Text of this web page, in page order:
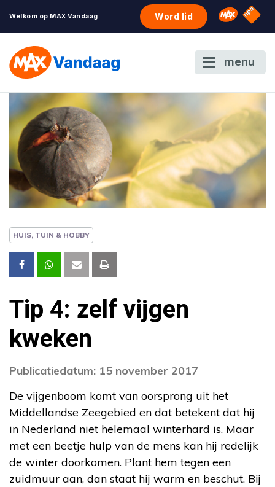
Welkom op MAX Vandaag Word lid Omroep
NPO
menu
HUIS, TUIN & HOBBY
Tip 4: zelf vijgen
kweken
Publicatiedatum: 15 november 2017
De vijgenboom komt van oorsprong uit het
Middellandse Zeegebied en dat betekent dat hij
in Nederland niet helemaal winterhard is. Maar
met een beetje hulp van de mens kan hij redelijk
de winter doorkomen. Plant hem tegen een
zuidmuur aan, dan staat hij warm en beschut. Bij